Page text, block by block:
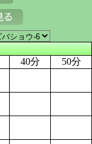
40分
50分